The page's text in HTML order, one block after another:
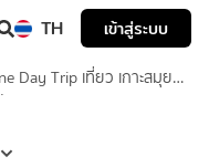
TH เข้าสู่ระบบ
Day Trip เที่ยว เกาะสมุย